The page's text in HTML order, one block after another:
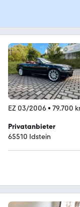
EZ 03/2006• 79.700
Privatanbieter
65510 Idstein